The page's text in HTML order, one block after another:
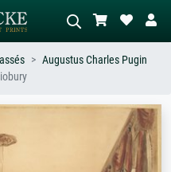
Décrivez la scène – ex. prairie verte,
abstrait avec beaucoup de rouge,
tableau sombre, nu debout près d'un
Augustus Charles Pugin